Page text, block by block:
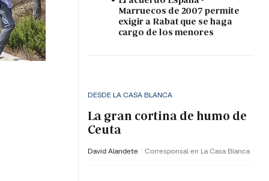
Marruecos de 2007 permite
exigir a Rabat que se haga
cargo de los menores
DESDE LA CASA BLANCA
La gran cortina de humo de
Ceuta
David Alandete Corresponsal en La Casa Blanca